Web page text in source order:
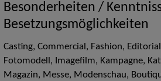
Besonderheiten /
Besetzungsmöglichkeiten
Casting, Commercial, Fashion,
Fotomodell, Imagefilm, Kampagne,
Magazin, Messe, Modenschau,